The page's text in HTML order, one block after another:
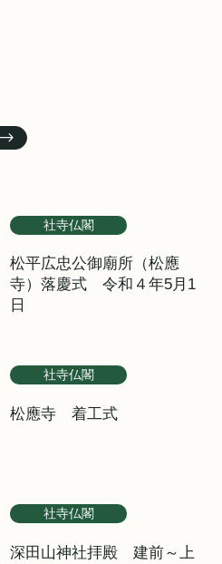
社寺仏閣
松平広忠公御廟所（松應
寺）落慶式 令和４年5月1
日
社寺仏閣
松應寺 着工式
社寺仏閣
深田山神社拝殿 建前～上
ンショップ